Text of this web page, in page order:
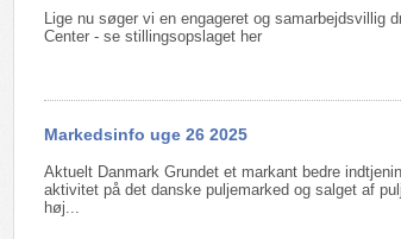
Lige nu søger vi en engageret og samarbejdsvillig
Center - se stillingsopslaget her
Markedsinfo uge 26 2025
Aktuelt Danmark Grundet et markant bedre
aktivitet på det danske puljemarked og salget af
høj...